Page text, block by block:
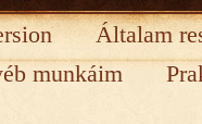
Általam
munkáim